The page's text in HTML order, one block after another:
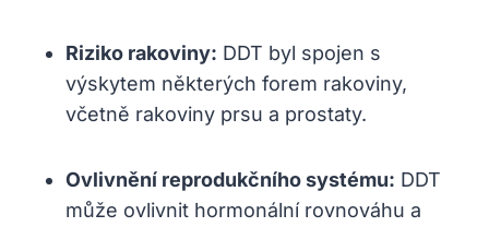
Riziko rakoviny: DDT byl spojen s
výskytem některých forem rakoviny,
včetně rakoviny prsu a prostaty.
Ovlivnění reprodukčního systému: DDT
může ovlivnit hormonální rovnováhu a